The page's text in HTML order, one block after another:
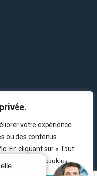
votre expérience
ou des contenus
En cliquant sur « Tout
des cookies.
Contact